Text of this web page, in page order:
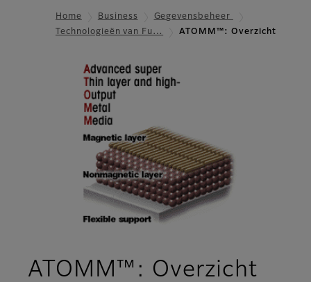
Home Business
Gegevensbeheer
Technologieën van Fu…
ATOMM™: Overzicht
ATOMM™: Overzicht